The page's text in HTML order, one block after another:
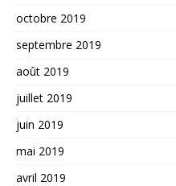
octobre 2019
septembre 2019
août 2019
juillet 2019
juin 2019
mai 2019
avril 2019